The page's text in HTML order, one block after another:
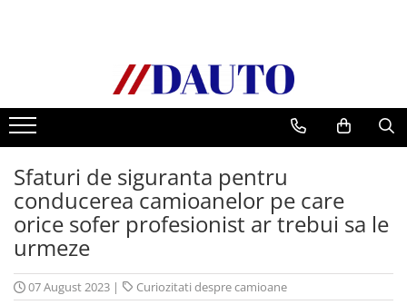
Bullbare, Suporti lumini camioane
Accesorii inox
DAF
CF Euro 6
DAF CF 85
DAF XF 105
Daf XF 95
DAF XF Euro 6
Daf XG
Sfaturi de siguranta pentru
conducerea camioanelor pe care
orice sofer profesionist ar trebui sa le
urmeze
07 August 2023 | Curiozitati despre camioane